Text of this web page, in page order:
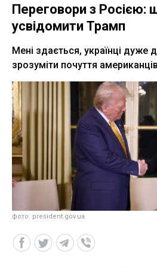
Переговори з Росією:
усвідомити Трамп
Мені здається, українці дуже
зрозуміти почуття
фото: president.gov.ua